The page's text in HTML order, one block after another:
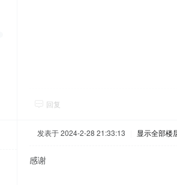
回复
发表于 2024-2-28 21:33:13 显示全部楼
感谢